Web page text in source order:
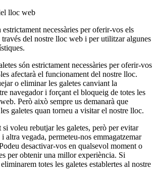
lloc web
estrictament necessàries per oferir-vos els
través del nostre lloc web i per utilitzar algunes
són estrictament necessàries per oferir-vos
afectarà el funcionament del nostre lloc.
o eliminar les galetes canviant la
navegador i forçant el bloqueig de totes les
Però això sempre us demanarà que
galetes quan torneu a visitar el nostre lloc.
si voleu rebutjar les galetes, però per evitar
altra vegada, permeteu-nos emmagatzemar
desactivar-vos en qualsevol moment o
per obtenir una millor experiència. Si
totes les galetes establertes al nostre